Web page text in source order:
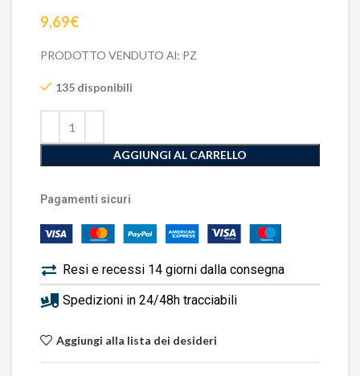
9,69€
PRODOTTO VENDUTO Al: PZ
135 disponibili
AGGIUNGI AL CARRELLO
Pagamenti sicuri
Resi e recessi 14 giorni dalla consegna
Spedizioni in 24/48h tracciabili
Aggiungi alla lista dei desideri